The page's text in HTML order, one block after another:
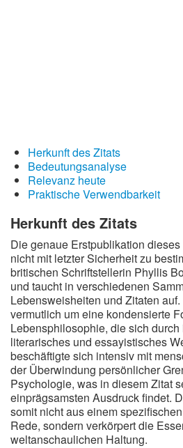
Englische Sprichwörter
Lateinische Sprichwörter
Herkunft des Zitats
Bedeutungsanalyse
Relevanz heute
Praktische Verwendbarkeit
Herkunft des Zitats
Die genaue Erstpublikation
nicht mit letzter Sicherheit zu
britischen Schriftstellerin Phyllis
und taucht in verschiedenen
Lebensweisheiten und Zitaten
vermutlich um eine kondensierte
Lebensphilosophie, die sich durch
literarisches und essayistisches
beschäftigte sich intensiv mit
der Überwindung persönlicher
Psychologie, was in diesem Zitat
einprägsamsten Ausdruck findet.
somit nicht aus einem
Rede, sondern verkörpert die
weltanschaulichen Haltung.